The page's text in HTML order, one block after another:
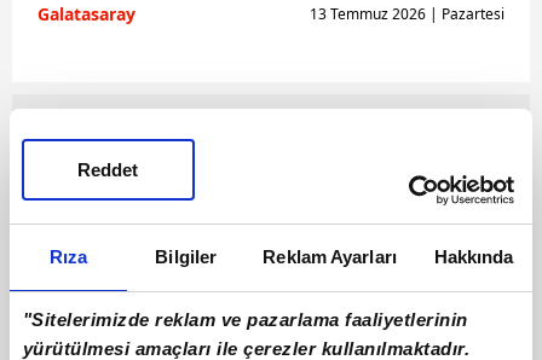
Rıza Bilgiler Reklam Ayarları Hakkında
"Sitelerimizde reklam ve pazarlama faaliyetlerinin
yürütülmesi amaçları ile çerezler kullanılmaktadır.
Reddet
Galatasaray 13 Temmuz 2026 | Pazartesi